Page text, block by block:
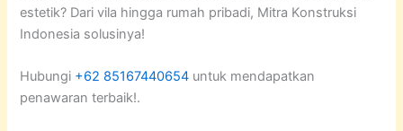
estetik? Dari vila hingga rumah pribadi, Mitra Konstruksi
Indonesia solusinya!
Hubungi +62 85167440654 untuk mendapatkan
penawaran terbaik!.